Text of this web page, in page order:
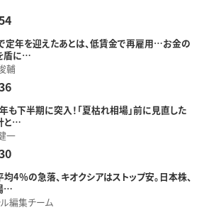
定年を迎えたあとは、低賃金で再雇用…お金の
盾に…
輔
も下半期に突入！「夏枯れ相場」前に見直した
と…
一
均4％の急落、キオクシアはストップ安。日本株、
…
ル編集チーム